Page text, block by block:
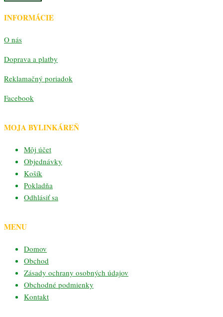
INFORMÁCIE
O nás
Doprava a platby
Reklamačný poriadok
Facebook
MOJA BYLINKÁREŇ
Môj účet
Objednávky
Košík
Pokladňa
Odhlásiť sa
MENU
Domov
Obchod
Zásady ochrany osobných údajov
Obchodné podmienky
Kontakt